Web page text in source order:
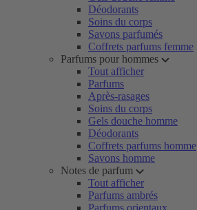
Déodorants
Soins du corps
Savons parfumés
Coffrets parfums femme
Parfums pour hommes
Tout afficher
Parfums
Après-rasages
Soins du corps
Gels douche homme
Déodorants
Coffrets parfums homme
Savons homme
Notes de parfum
Tout afficher
Parfums ambrés
Parfums orientaux